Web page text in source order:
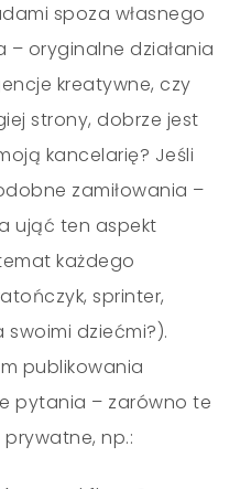
spoza własnego
– oryginalne działania
kreatywne, czy
strony, dobrze jest
kancelarię? Jeśli
zamiłowania –
ująć ten aspekt
każdego
sprinter,
dziećmi?).
publikowania
pytania – zarówno te
prywatne, np.: